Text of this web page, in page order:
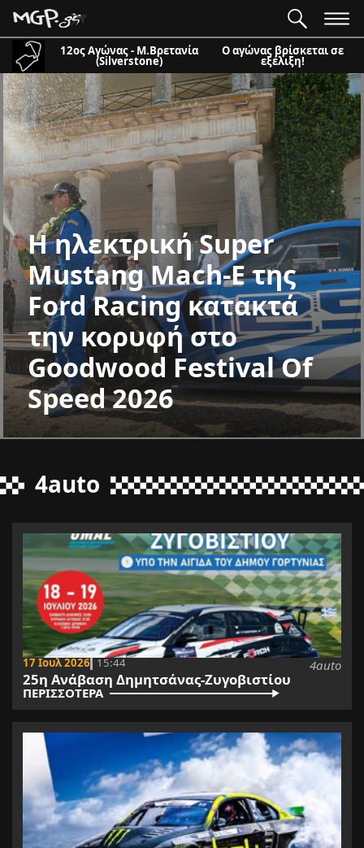
12ος Αγώνας - Μ.Βρετανία
(Silverstone)
Ο αγώνας βρίσκεται σε
εξέλιξη!
Η ηλεκτρική Super
Mustang Mach-E της
Ford Racing κατακτά
την κορυφή στο
Goodwood Festival Of
Speed 2026
4auto
17 Ιουλ 2026 15:44 4auto
25η Ανάβαση Δημητσάνας-Ζυγοβιστίου
ΠΕΡΙΣΣΟΤΕΡΑ